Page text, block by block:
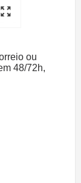
ou
48/72h,